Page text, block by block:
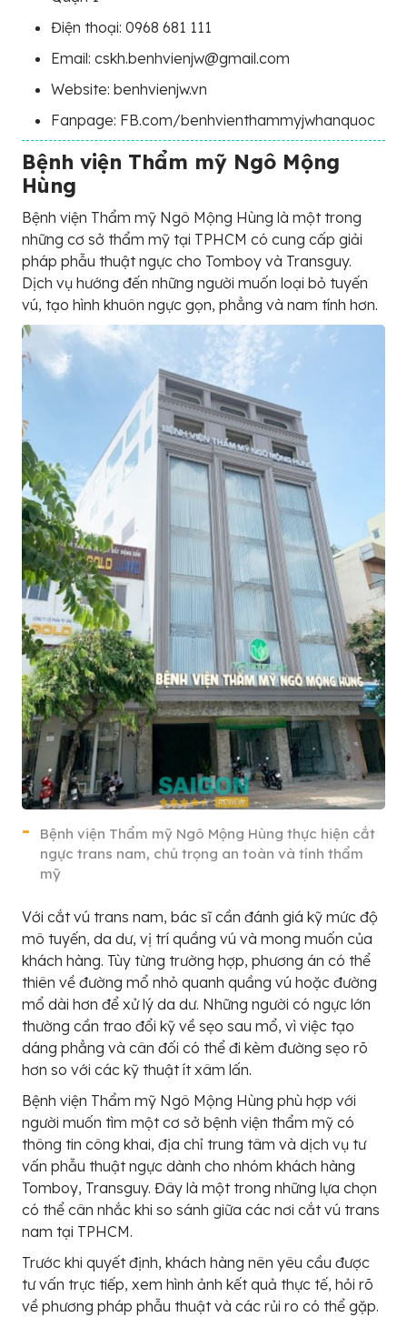
Điện thoại: 0968 681 111
Email: cskh.benhvienjw@gmail.com
Website: benhvienjw.vn
Fanpage: FB.com/benhvienthammyjwhanquoc
Bệnh viện Thẩm mỹ Ngô Mộng
Hùng
Bệnh viện Thẩm mỹ Ngô Mộng Hùng là một trong
những cơ sở thẩm mỹ tại TPHCM có cung cấp giải
pháp phẫu thuật ngực cho Tomboy và Transguy.
Dịch vụ hướng đến những người muốn loại bỏ tuyến
vú, tạo hình khuôn ngực gọn, phẳng và nam tính hơn.
Bệnh viện Thẩm mỹ Ngô Mộng Hùng thực hiện cắt
ngực trans nam, chú trọng an toàn và tính thẩm
mỹ
Với cắt vú trans nam, bác sĩ cần đánh giá kỹ mức độ
mô tuyến, da dư, vị trí quầng vú và mong muốn của
khách hàng. Tùy từng trường hợp, phương án có thể
thiên về đường mổ nhỏ quanh quầng vú hoặc đường
mổ dài hơn để xử lý da dư. Những người có ngực lớn
thường cần trao đổi kỹ về sẹo sau mổ, vì việc tạo
dáng phẳng và cân đối có thể đi kèm đường sẹo rõ
hơn so với các kỹ thuật ít xâm lấn.
Bệnh viện Thẩm mỹ Ngô Mộng Hùng phù hợp với
người muốn tìm một cơ sở bệnh viện thẩm mỹ có
thông tin công khai, địa chỉ trung tâm và dịch vụ tư
vấn phẫu thuật ngực dành cho nhóm khách hàng
Tomboy, Transguy. Đây là một trong những lựa chọn
có thể cân nhắc khi so sánh giữa các nơi cắt vú trans
nam tại TPHCM.
Trước khi quyết định, khách hàng nên yêu cầu được
tư vấn trực tiếp, xem hình ảnh kết quả thực tế, hỏi rõ
về phương pháp phẫu thuật và các rủi ro có thể gặp.